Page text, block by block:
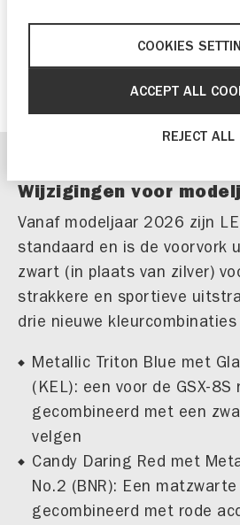
Wijzigingen voor
Vanaf modeljaar 2026 zijn
standaard en is de voorvork
zwart (in plaats van zilver)
strakkere en sportieve
drie nieuwe
Metallic Triton Blue met
(KEL): een voor de GSX-
gecombineerd met een
velgen
Candy Daring Red met
No.2 (BNR): Een
gecombineerd met rode
COOKIES
REJECT ALL
ACCEPT ALL